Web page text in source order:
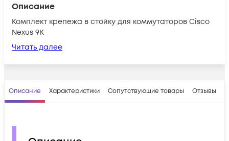
Описание
Комплект крепежа в стойку для коммутаторов Cisco
Nexus 9K
Читать далее
Описание Характеристики Сопутствующие товары Отзывы